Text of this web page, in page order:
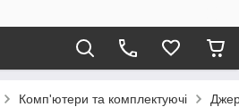
Комп'ютери та комплектуючі